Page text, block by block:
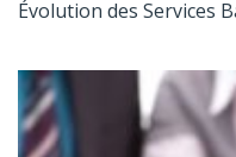
Évolution des Services